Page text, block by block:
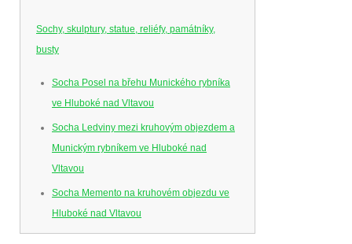
Sochy, skulptury, statue, reliéfy, památníky,
busty
Socha Posel na břehu Munického rybníka
ve Hluboké nad Vltavou
Socha Ledviny mezi kruhovým objezdem a
Munickým rybníkem ve Hluboké nad
Vltavou
Socha Memento na kruhovém objezdu ve
Hluboké nad Vltavou
Socha Chalikotérium v ZOO Hluboká